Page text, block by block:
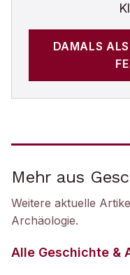
DAMALS
Mehr aus
Weitere aktuelle
Archäologie.
Alle Geschichte &